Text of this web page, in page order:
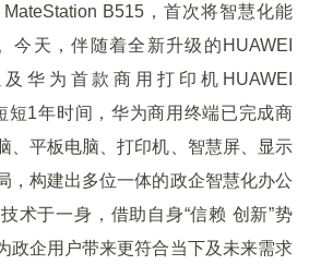
B515，首次将智慧化能
今天，伴随着全新升级的HUAWEI
及华为首款商用打印机HUAWEI
短1年时间，华为商用终端已完成商
、平板电脑、打印机、智慧屏、显示
，构建出多位一体的政企智慧化办公
术于一身，借助自身“信赖 创新”势
政企用户带来更符合当下及未来需求